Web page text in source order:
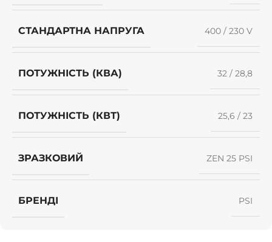
СТАНДАРТНА НАПРУГА 400 / 230 V
ПОТУЖНІСТЬ (КВА) 32 / 28,8
ПОТУЖНІСТЬ (КВТ) 25,6 / 23
ЗРАЗКОВИЙ ZEN 25 PSI
БРЕНДІ PSI